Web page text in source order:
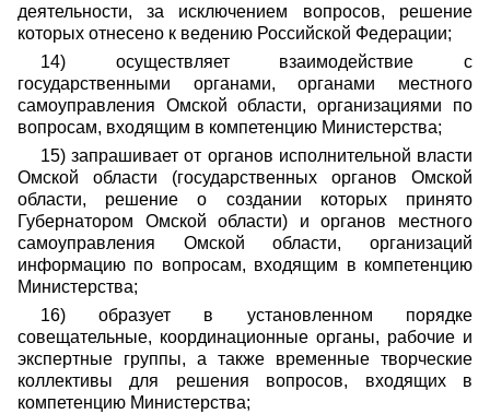
деятельности, за исключением вопросов, решение
которых отнесено к ведению Российской Федерации;
14) осуществляет взаимодействие с
государственными органами, органами местного
самоуправления Омской области, организациями по
вопросам, входящим в компетенцию Министерства;
15) запрашивает от органов исполнительной власти
Омской области (государственных органов Омской
области, решение о создании которых принято
Губернатором Омской области) и органов местного
самоуправления Омской области, организаций
информацию по вопросам, входящим в компетенцию
Министерства;
16) образует в установленном порядке
совещательные, координационные органы, рабочие и
экспертные группы, а также временные творческие
коллективы для решения вопросов, входящих в
компетенцию Министерства;